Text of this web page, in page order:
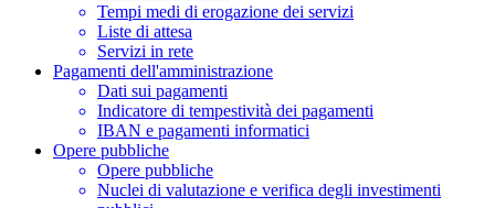
Tempi medi di erogazione dei servizi
Liste di attesa
Servizi in rete
Pagamenti dell'amministrazione
Dati sui pagamenti
Indicatore di tempestività dei pagamenti
IBAN e pagamenti informatici
Opere pubbliche
Opere pubbliche
Nuclei di valutazione e verifica degli investimenti